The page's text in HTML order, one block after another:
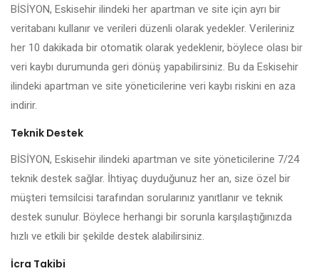
BİSİYON, Eskisehir ilindeki her apartman ve site için ayrı bir
veritabanı kullanır ve verileri düzenli olarak yedekler. Verileriniz
her 10 dakikada bir otomatik olarak yedeklenir, böylece olası bir
veri kaybı durumunda geri dönüş yapabilirsiniz. Bu da Eskisehir
ilindeki apartman ve site yöneticilerine veri kaybı riskini en aza
indirir.
Teknik Destek
BİSİYON, Eskisehir ilindeki apartman ve site yöneticilerine 7/24
teknik destek sağlar. İhtiyaç duyduğunuz her an, size özel bir
müşteri temsilcisi tarafından sorularınız yanıtlanır ve teknik
destek sunulur. Böylece herhangi bir sorunla karşılaştığınızda
hızlı ve etkili bir şekilde destek alabilirsiniz.
İcra Takibi